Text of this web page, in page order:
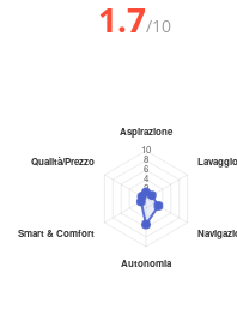
1.7/10